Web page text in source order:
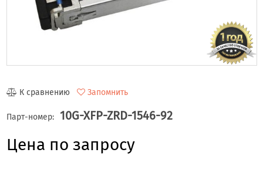
К сравнению Запомнить
Парт-номер: 10G-XFP-ZRD-1546-92
Цена по запросу